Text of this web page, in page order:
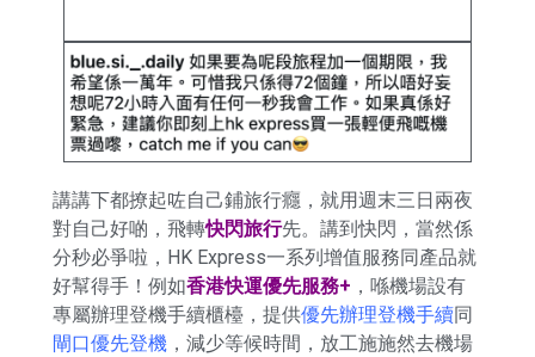
講講下都撩起咗自己鋪旅行癮，就用週末三日兩夜
對自己好啲，飛轉快閃旅行先。講到快閃，當然係
分秒必爭啦，HK Express一系列增值服務同產品就
好幫得手！例如香港快運優先服務+ ，喺機場設有
專屬辦理登機手續櫃檯，提供優先辦理登機手續同
閘口優先登機 ，減少等候時間，放工施施然去機場